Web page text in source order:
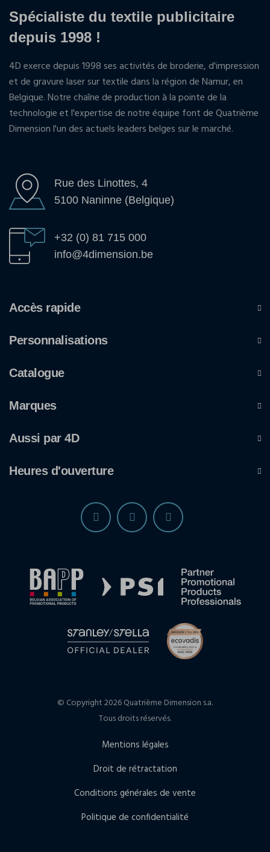
Spécialiste du textile publicitaire
depuis 1998 !
4D exerce depuis 1998 ses activités de broderie, d'impression
et de gravure laser sur textile dans la région de Namur, en
Belgique. Notre chaîne de production à la pointe de la
technologie et l'expertise de notre équipe font de Quatrième
Dimension l'un des actuels leaders belges sur le marché.
Rue des Linottes, 4
5100 Naninne (Belgique)
+32 (0) 81 715 000
info@4dimension.be
Accès rapide
Personnalisations
Catalogue
Marques
Aussi par 4D
Heures d'ouverture
© Copyright 2026 Quatrième Dimension s.a.
Tous droits réservés.
Mentions légales
Droit de rétractation
Conditions générales de vente
Politique de confidentialité